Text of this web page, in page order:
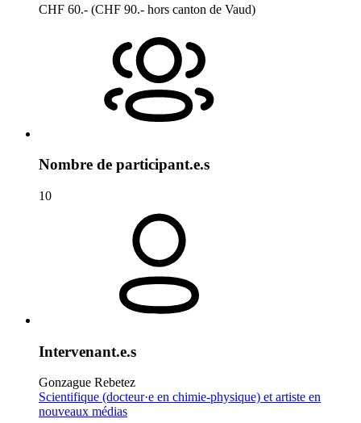
CHF 60.- (CHF 90.- hors canton de Vaud)
Nombre de participant.e.s
10
Intervenant.e.s
Gonzague Rebetez
Scientifique (docteur·e en chimie-physique) et artiste en
nouveaux médias